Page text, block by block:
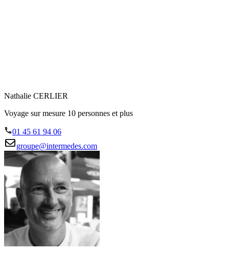
Nathalie CERLIER
Voyage sur mesure 10 personnes et plus
01 45 61 94 06
groupe@intermedes.com